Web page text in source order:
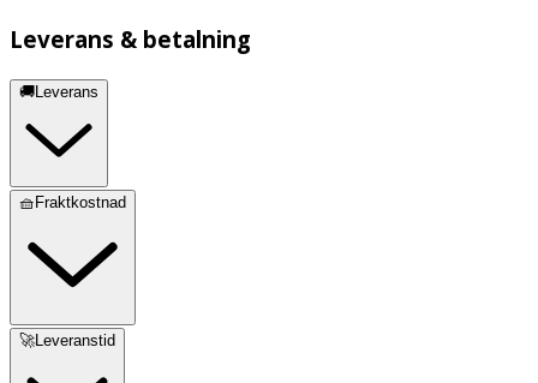
Leverans & betalning
🚚Leverans
🧺Fraktkostnad
🚀Leveranstid